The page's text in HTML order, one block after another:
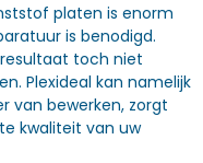
platen is enorm
is benodigd.
toch niet
Plexideal kan namelijk
van bewerken, zorgt
kwaliteit van uw